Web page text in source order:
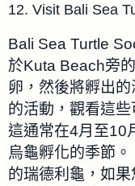
12. Visit Bali Sea
Bali Sea Turtle
於Kuta Beach旁
卵，然後將孵出的
的活動，觀看這
這通常在4月至10
烏龜孵化的季節。
的瑞德利龜，如